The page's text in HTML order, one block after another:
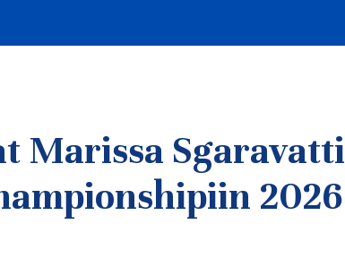
Marissa Sgaravatti
2026